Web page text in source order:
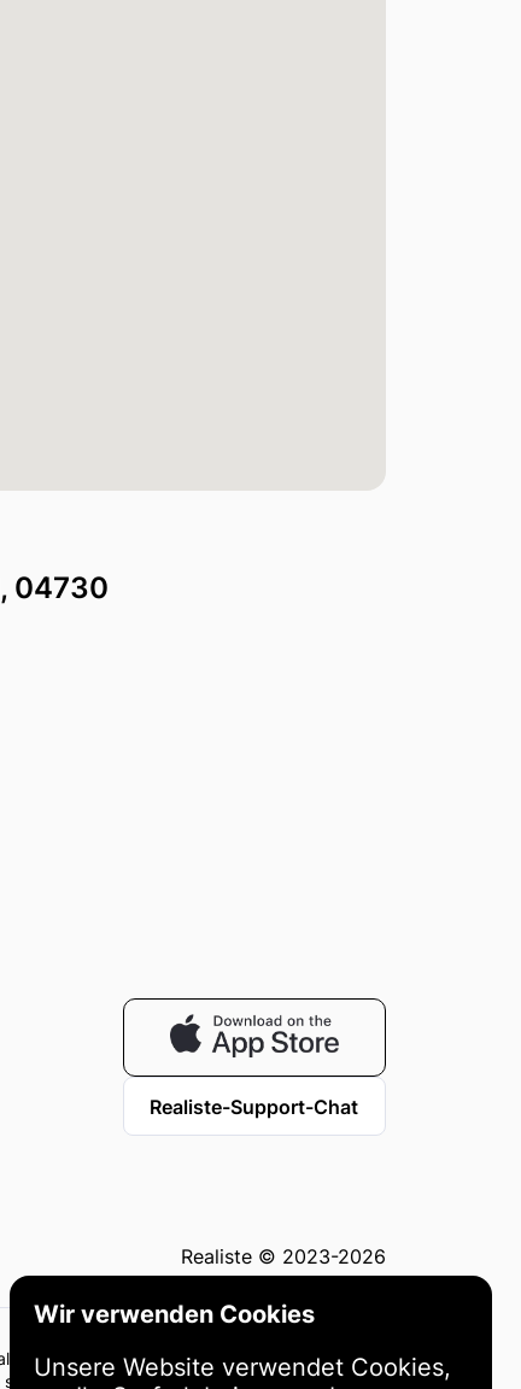
Wir verwenden Cookies
Unsere Website verwendet Cookies,
04730
Realiste-Support-Chat
Realiste © 2023-2026
Anlageberatung oder Empfehlung angesehen
auf Ihrer eigenen sorgfältigen Abwägung